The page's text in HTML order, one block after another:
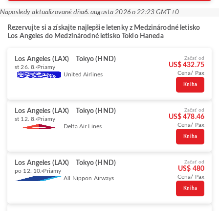
Naposledy aktualizované dňa6. augusta 2026 o 22:23 GMT+0
Rezervujte si a získajte najlepšie letenky z Medzinárodné letisko
Los Angeles do Medzinárodné letisko Tokio Haneda
Los Angeles (LAX) Tokyo (HND)
st 26. 8. Priamy
United Airlines
Začať od
US$ 432.75
Cena/ Pax
Kniha
Los Angeles (LAX) Tokyo (HND)
st 12. 8. Priamy
Delta Air Lines
Začať od
US$ 478.46
Cena/ Pax
Kniha
Los Angeles (LAX) Tokyo (HND)
po 12. 10. Priamy
All Nippon Airways
Začať od
US$ 480
Cena/ Pax
Kniha